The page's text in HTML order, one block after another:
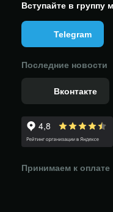
Вступайте в группу
Telegram
Последние новости
Вконтакте
Принимаем к оплате